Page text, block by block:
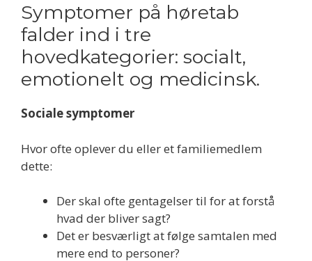
Symptomer på høretab
falder ind i tre
hovedkategorier: socialt,
emotionelt og medicinsk.
Sociale symptomer
Hvor ofte oplever du eller et familiemedlem
dette:
Der skal ofte gentagelser til for at forstå
hvad der bliver sagt?
Det er besværligt at følge samtalen med
mere end to personer?